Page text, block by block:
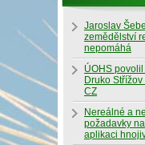
Jaroslav
zemědělství
nepomáhá
ÚOHS
Druko
CZ
Nereálné a
požadavky
aplikaci